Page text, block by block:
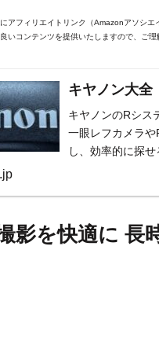
アフィリエイトリンク（Amazonアソシ
いコンテンツを提供いたしますので、ご理
キヤノン大全
キヤノンのRシス
一眼レフカメラ
し、効率的に探
影を快適に 長